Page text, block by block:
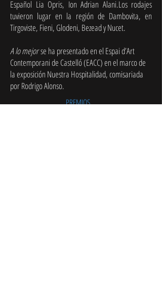
Español Lia Opris, Ion Adrian Alani.Los rodajes
tuvieron lugar en la región de Dambovita, en
Tirgoviste, Fieni, Glodeni, Bezead y Nucet.
A lo mejorse ha presentado en el Espai d’Art
Contemporani de Castelló (EACC) en el marco de
la exposición Nuestra Hospitalidad, comisariada
por Rodrigo Alonso.
PREMIOS